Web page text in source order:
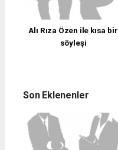
Alı Rıza Özen ile kısa bir
söyleşi
Son Eklenenler